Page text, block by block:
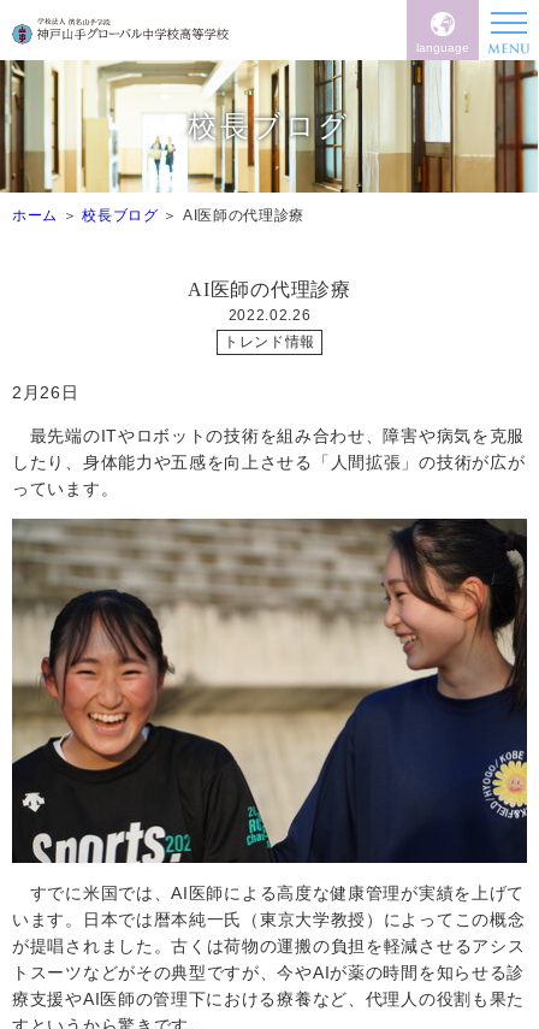
language
校長ブログ
ホーム 校長ブログ AI医師の代理診療
AI医師の代理診療
2022.02.26
トレンド情報
2 月26日
最先端のITやロボットの技術を組み合わせ、 障害や病気を克服
したり、身体能力や五感を向上させる「人間拡張」の技術が広が
っています。
すでに米国では、AI 医師による高度な健康管理が実績を上げて
います。
日本では暦本純一氏（東京大学教授）によってこの概念
が提唱されました。古くは荷物の運搬の負担を軽減させるアシス
トスーツなどがその典型ですが、今やAIが薬の時間を知らせる診
療支援やAI医師の管理下における療養など、代理人の役割も果た